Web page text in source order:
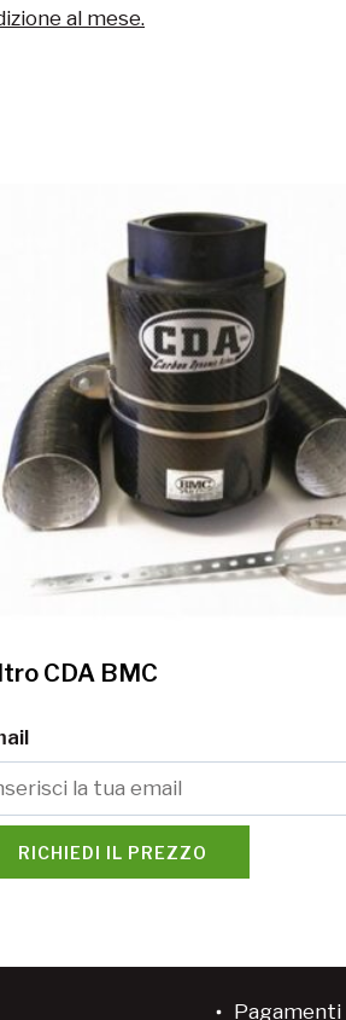
al mese.
CDA BMC
RICHIEDI IL PREZZO
Pagamenti